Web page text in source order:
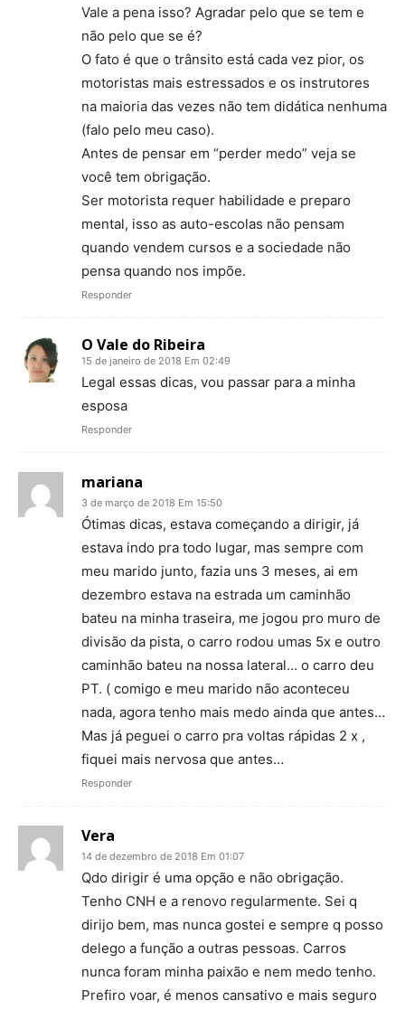
Vale a pena isso? Agradar pelo que se tem e
não pelo que se é?
O fato é que o trânsito está cada vez pior, os
motoristas mais estressados e os instrutores
na maioria das vezes não tem didática nenhuma
(falo pelo meu caso).
Antes de pensar em “perder medo” veja se
você tem obrigação.
Ser motorista requer habilidade e preparo
mental, isso as auto-escolas não pensam
quando vendem cursos e a sociedade não
pensa quando nos impõe.
Responder
O Vale do Ribeira
15 de janeiro de 2018 Em 02:49
Legal essas dicas, vou passar para a minha
esposa
Responder
mariana
3 de março de 2018 Em 15:50
Ótimas dicas, estava começando a dirigir, já
estava indo pra todo lugar, mas sempre com
meu marido junto, fazia uns 3 meses, ai em
dezembro estava na estrada um caminhão
bateu na minha traseira, me jogou pro muro de
divisão da pista, o carro rodou umas 5x e outro
caminhão bateu na nossa lateral… o carro deu
PT. ( comigo e meu marido não aconteceu
nada, agora tenho mais medo ainda que antes…
Mas já peguei o carro pra voltas rápidas 2 x ,
fiquei mais nervosa que antes…
Responder
Vera
14 de dezembro de 2018 Em 01:07
Qdo dirigir é uma opção e não obrigação.
Tenho CNH e a renovo regularmente. Sei q
dirijo bem, mas nunca gostei e sempre q posso
delego a função a outras pessoas. Carros
nunca foram minha paixão e nem medo tenho.
Prefiro voar, é menos cansativo e mais seguro